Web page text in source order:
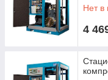
Нет в
4